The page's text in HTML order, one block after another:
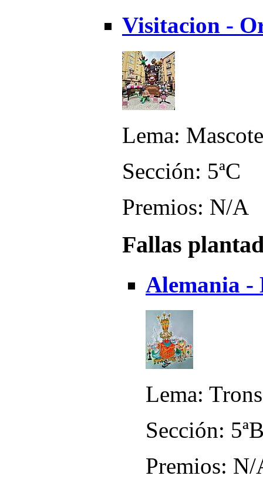
Visitacion -
Lema:
Sección: 5ªC
Premios: N/A
Fallas
Alemania -
Lema:
Sección:
Premios: N/